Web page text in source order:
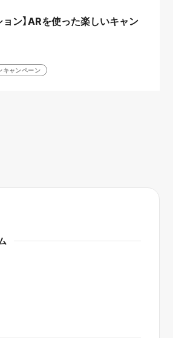
ョン】ARを使った楽しいキャン
キャンペーン